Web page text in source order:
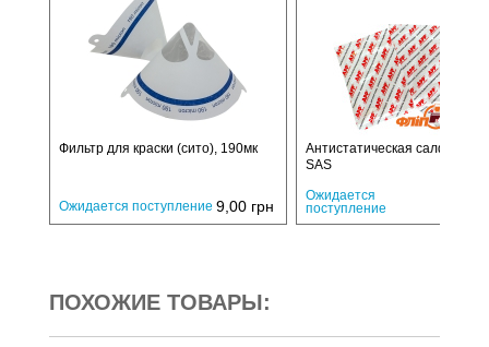
Фильтр для краски (сито), 190мк
Ожидается поступление 9,00 грн
Антистатическая салфетка
SAS
Ожидается
поступление
ПОХОЖИЕ ТОВАРЫ: